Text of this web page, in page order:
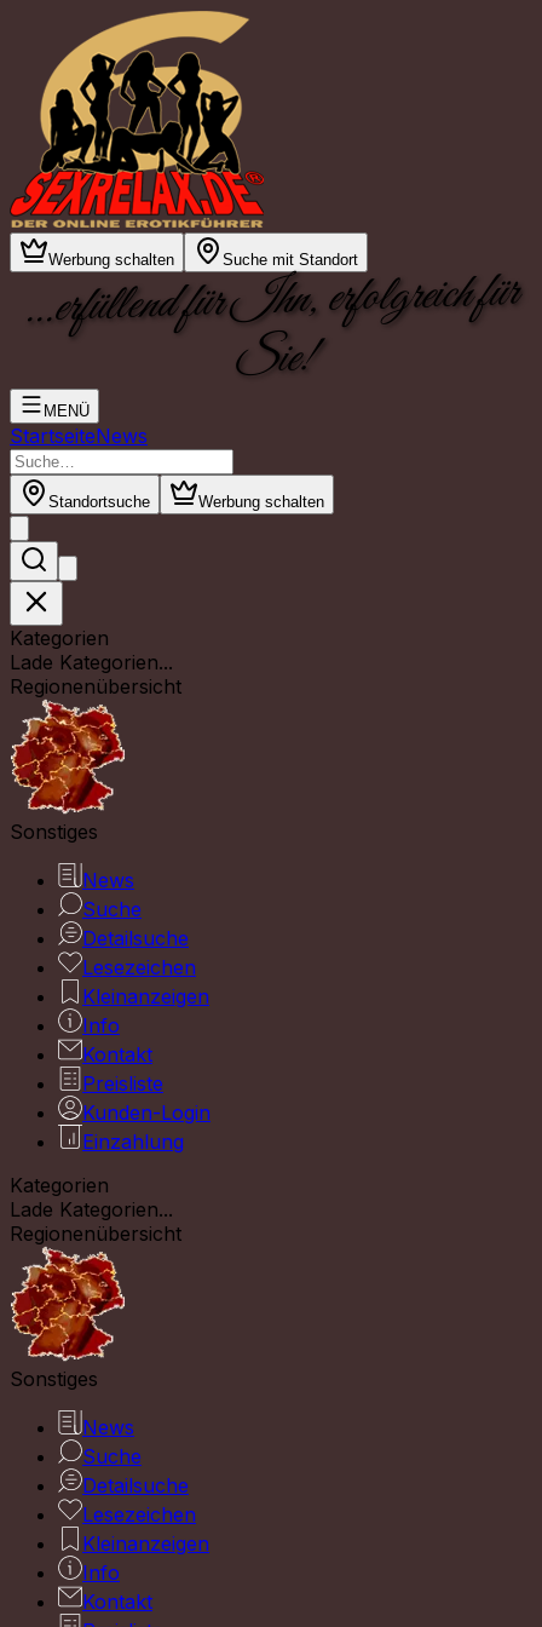
Werbung schalten Suche mit Standort
...erfüllend für Ihn, erfolgreich für
Sie!
MENÜ
StartseiteNews
Standortsuche Werbung schalten
Kategorien
Lade Kategorien...
Regionenübersicht
Sonstiges
News
Suche
Detailsuche
Lesezeichen
Kleinanzeigen
Info
Kontakt
Preisliste
Kunden-Login
Einzahlung
Kategorien
Lade Kategorien...
Regionenübersicht
Sonstiges
News
Suche
Detailsuche
Lesezeichen
Kleinanzeigen
Info
Kontakt